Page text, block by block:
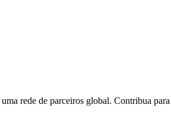
rede de parceiros global. Contribua